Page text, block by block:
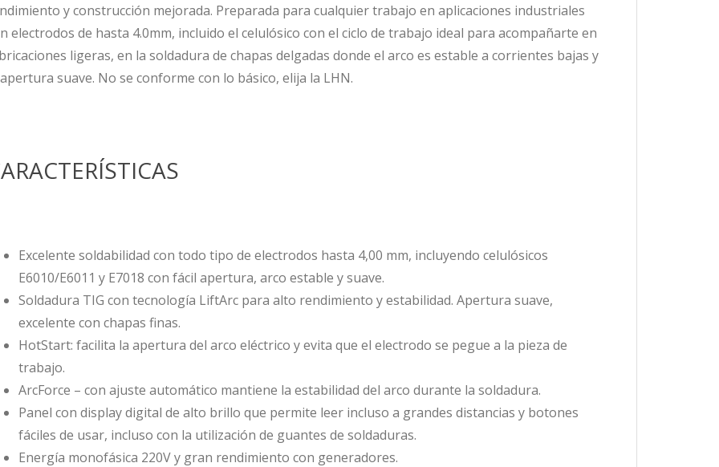
y construcción mejorada. Preparada para cualquier trabajo en aplicaciones industriales
electrodos de hasta 4.0mm, incluido el celulósico con el ciclo de trabajo ideal para acompañarte en
ligeras, en la soldadura de chapas delgadas donde el arco es estable a corrientes bajas y
suave. No se conforme con lo básico, elija la LHN.
Excelente soldabilidad con todo tipo de electrodos hasta 4,00 mm, incluyendo celulósicos
E6010/E6011 y E7018 con fácil apertura, arco estable y suave.
Soldadura TIG con tecnología LiftArc para alto rendimiento y estabilidad. Apertura suave,
excelente con chapas finas.
HotStart: facilita la apertura del arco eléctrico y evita que el electrodo se pegue a la pieza de
trabajo.
ArcForce – con ajuste automático mantiene la estabilidad del arco durante la soldadura.
Panel con display digital de alto brillo que permite leer incluso a grandes distancias y botones
fáciles de usar, incluso con la utilización de guantes de soldaduras.
Energía monofásica 220V y gran rendimiento con generadores.